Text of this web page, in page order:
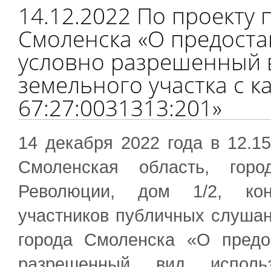
14.12.2022 По проекту
Смоленска «О
условно разрешенный
земельного участка с
67:27:0031313:201»
14 декабря 2022 года в
Смоленская область,
Революции, дом 1/2,
участников публичных
города Смоленска «О